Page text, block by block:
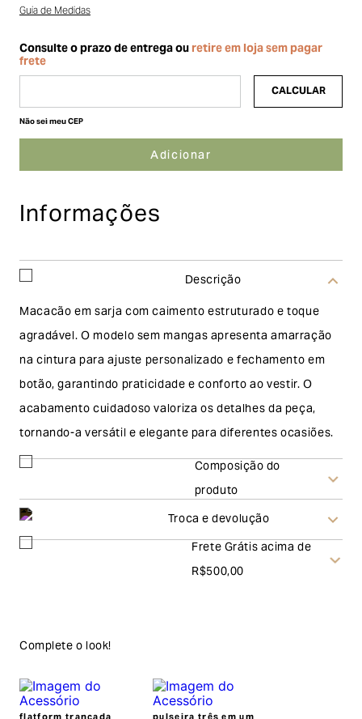
Guia de Medidas
Não sei meu CEP
Informações
Descrição
Macacão em sarja com caimento estruturado e toque
agradável. O modelo sem mangas apresenta amarração
na cintura para ajuste personalizado e fechamento em
botão, garantindo praticidade e conforto ao vestir. O
acabamento cuidadoso valoriza os detalhes da peça,
tornando-a versátil e elegante para diferentes ocasiões.
Composição do
produto
Troca e devolução
escolher a modalidade troca, no final do processo de
Garage, você receberá um vale no valor
Frete Grátis acima de
R$500,00
Complete o look!